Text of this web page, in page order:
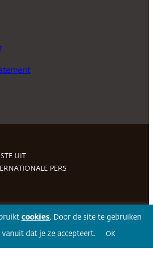
UIT
PERS
Volg 360Facebook LinkedIn Twitter
cookies. Door de site te gebruiken
vanuit dat je ze accepteert. OK